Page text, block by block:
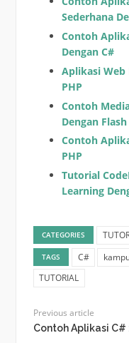
Sederhana
Contoh
Dengan C#
Aplikasi Web
PHP
Contoh
Dengan Flash
Contoh
PHP
Tutorial
Learning
CATEGORIES
TAGS C#
TUTORIAL
Previous article
Contoh Aplikasi